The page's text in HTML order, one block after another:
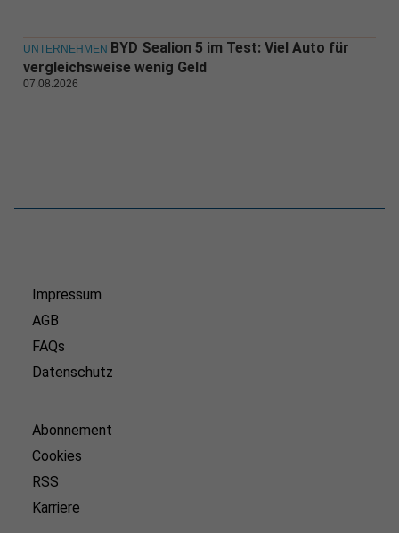
UNTERNEHMEN BYD Sealion 5 im Test: Viel Auto für
vergleichsweise wenig Geld
07.08.2026
Impressum
AGB
FAQs
Datenschutz
Abonnement
Cookies
RSS
Karriere